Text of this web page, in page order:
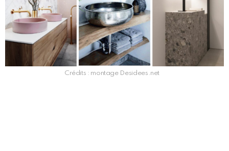
Crédits : montage Desidees.net